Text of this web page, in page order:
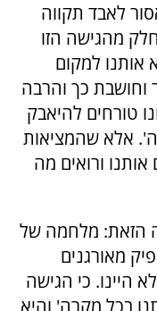
אסור לאבד תקווה
מהגישה הזו
אותנו למקום
וחושבת כך והרבה
טורחים להיאבק
אלא שהמציאות
ורואים מה
הזאת: מלחמה של
מאורגנים
היינו. כי הגישה